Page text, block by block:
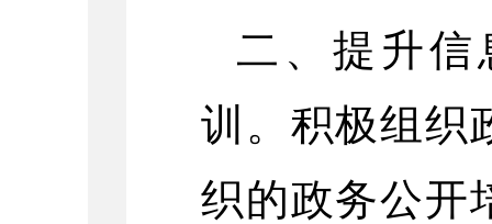
二、提升信
训。积极组织
织的政务公开